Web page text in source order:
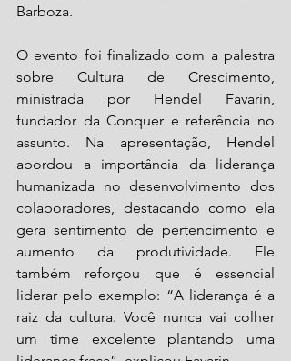
Barboza.
O evento foi finalizado com a palestra
sobre Cultura de Crescimento,
ministrada por Hendel Favarin,
fundador da Conquer e referência no
assunto. Na apresentação, Hendel
abordou a importância da liderança
humanizada no desenvolvimento dos
colaboradores, destacando como ela
gera sentimento de pertencimento e
aumento da produtividade. Ele
também reforçou que é essencial
liderar pelo exemplo: “A liderança é a
raiz da cultura. Você nunca vai colher
um time excelente plantando uma